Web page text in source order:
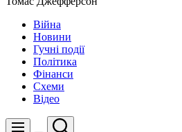
Війна
Новини
Гучні події
Політика
Фінанси
Схеми
Відео
Меню
Пошук